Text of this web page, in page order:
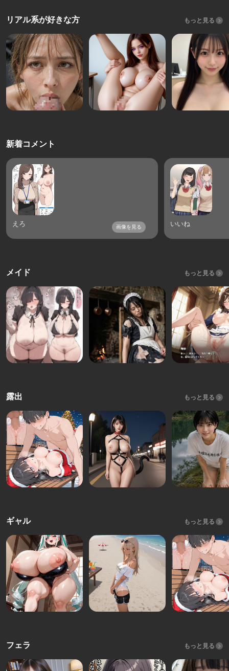
リアル系が好きな方 もっと見る
新着コメント
えろ 画像を見る いいね
メイド もっと見る
露出 もっと見る
ギャル もっと見る
フェラ もっと見る